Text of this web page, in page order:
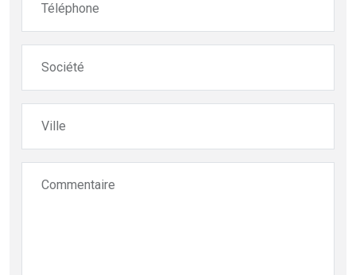
Téléphone
Société
Ville
Commentaire